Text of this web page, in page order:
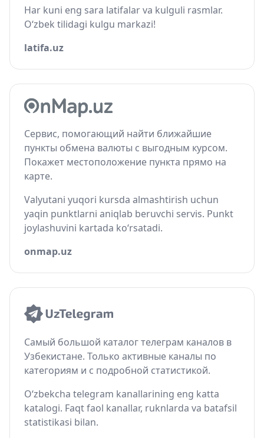
Har kuni eng sara latifalar va kulguli rasmlar.
O‘zbek tilidagi kulgu markazi!
latifa.uz
Сервис, помогающий найти ближайшие
пункты обмена валюты с выгодным курсом.
Покажет местоположение пункта прямо на
карте.
Valyutani yuqori kursda almashtirish uchun
yaqin punktlarni aniqlab beruvchi servis. Punkt
joylashuvini kartada ko‘rsatadi.
onmap.uz
Самый большой каталог телеграм каналов в
Узбекистане. Только активные каналы по
категориям и с подробной статистикой.
O‘zbekcha telegram kanallarining eng katta
katalogi. Faqt faol kanallar, ruknlarda va batafsil
statistikasi bilan.